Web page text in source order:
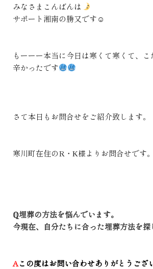
みなさまこんばんは
サポート湘南の勝又です☺
もーーー本当に今日は寒くて寒くて、
辛かったです
さて本日もお問合せをご紹介致します。
寒川町在住のR・K様よりお問合せです。
ℚ埋葬の方法を悩んでいます。
今現在、自分たちに合った埋葬方法を探
Aこの度はお問い合わせありがとうござ